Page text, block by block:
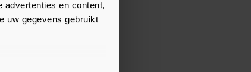
advertenties en content,
uw gegevens gebruikt